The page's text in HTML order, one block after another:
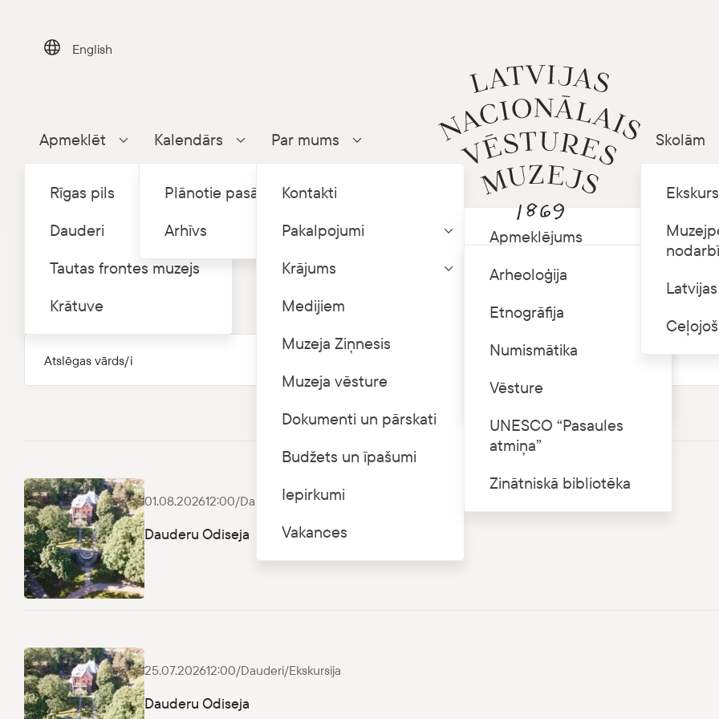
English
Apmeklēt Parādīt apakšizvēlni
Rīgas pils
Dauderi
Tautas frontes muzejs
Krātuve
Kalendārs Parādīt apakšizvēlni
Plānotie pasākumi
Arhīvs
Par mums Parādīt apakšizvēlni
Kontakti
Pakalpojumi
Parādīt apakšizvēlni
Apmeklējums
Krājuma izmantošana
Telpu īre
Ceļojošās izstādes
Cenrādis
Krājums Parādīt apakšizvēlni
Arheoloģija
Etnogrāfija
Numismātika
Vēsture
UNESCO “Pasaules
atmiņa”
Zinātniskā bibliotēka
Medijiem
Muzeja Ziņnesis
Muzeja vēsture
Dokumenti un pārskati
Budžets un īpašumi
Iepirkumi
Vakances
Skolām
Arhīvs
Atslēgas vārds/i Datums
01.08.202612:00/Dauderi/Ekskursija
Dauderu Odiseja
25.07.202612:00/Dauderi/Ekskursija
Dauderu Odiseja